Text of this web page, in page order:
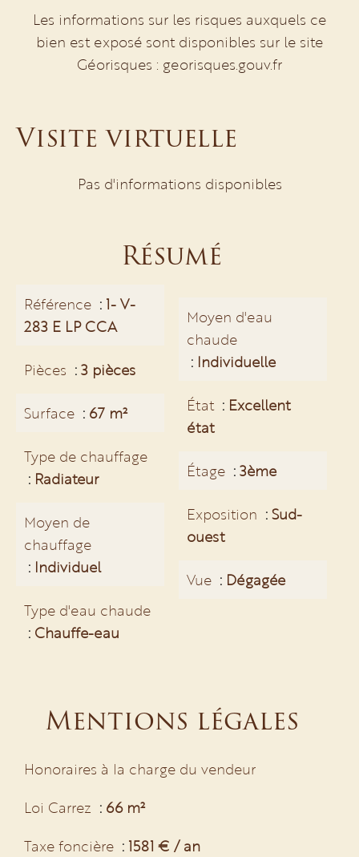
Les informations sur les risques auxquels ce
bien est exposé sont disponibles sur le site
Géorisques : georisques.gouv.fr
Visite virtuelle
Pas d'informations disponibles
Résumé
Référence
1- V-
283 E LP CCA
Pièces 3 pièces
Surface 67 m²
Type de chauffage
Radiateur
Moyen de
chauffage
Individuel
Type d'eau chaude
Chauffe-eau
Moyen d'eau
chaude
Individuelle
État
Excellent
état
Étage 3ème
Exposition
Sud-
ouest
Vue Dégagée
Mentions légales
Honoraires à la charge du vendeur
Loi Carrez
66 m²
Taxe foncière
1581 € / an